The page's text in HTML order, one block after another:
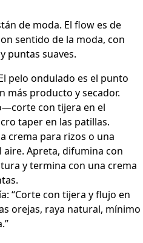
de moda. El flow es de
sentido de la moda, con
puntas suaves.
pelo ondulado es el punto
más producto y secador.
con tijera en el
taper en las patillas.
crema para rizos o una
aire. Apreta, difumina con
y termina con una crema
“Corte con tijera y flujo en
orejas, raya natural, mínimo